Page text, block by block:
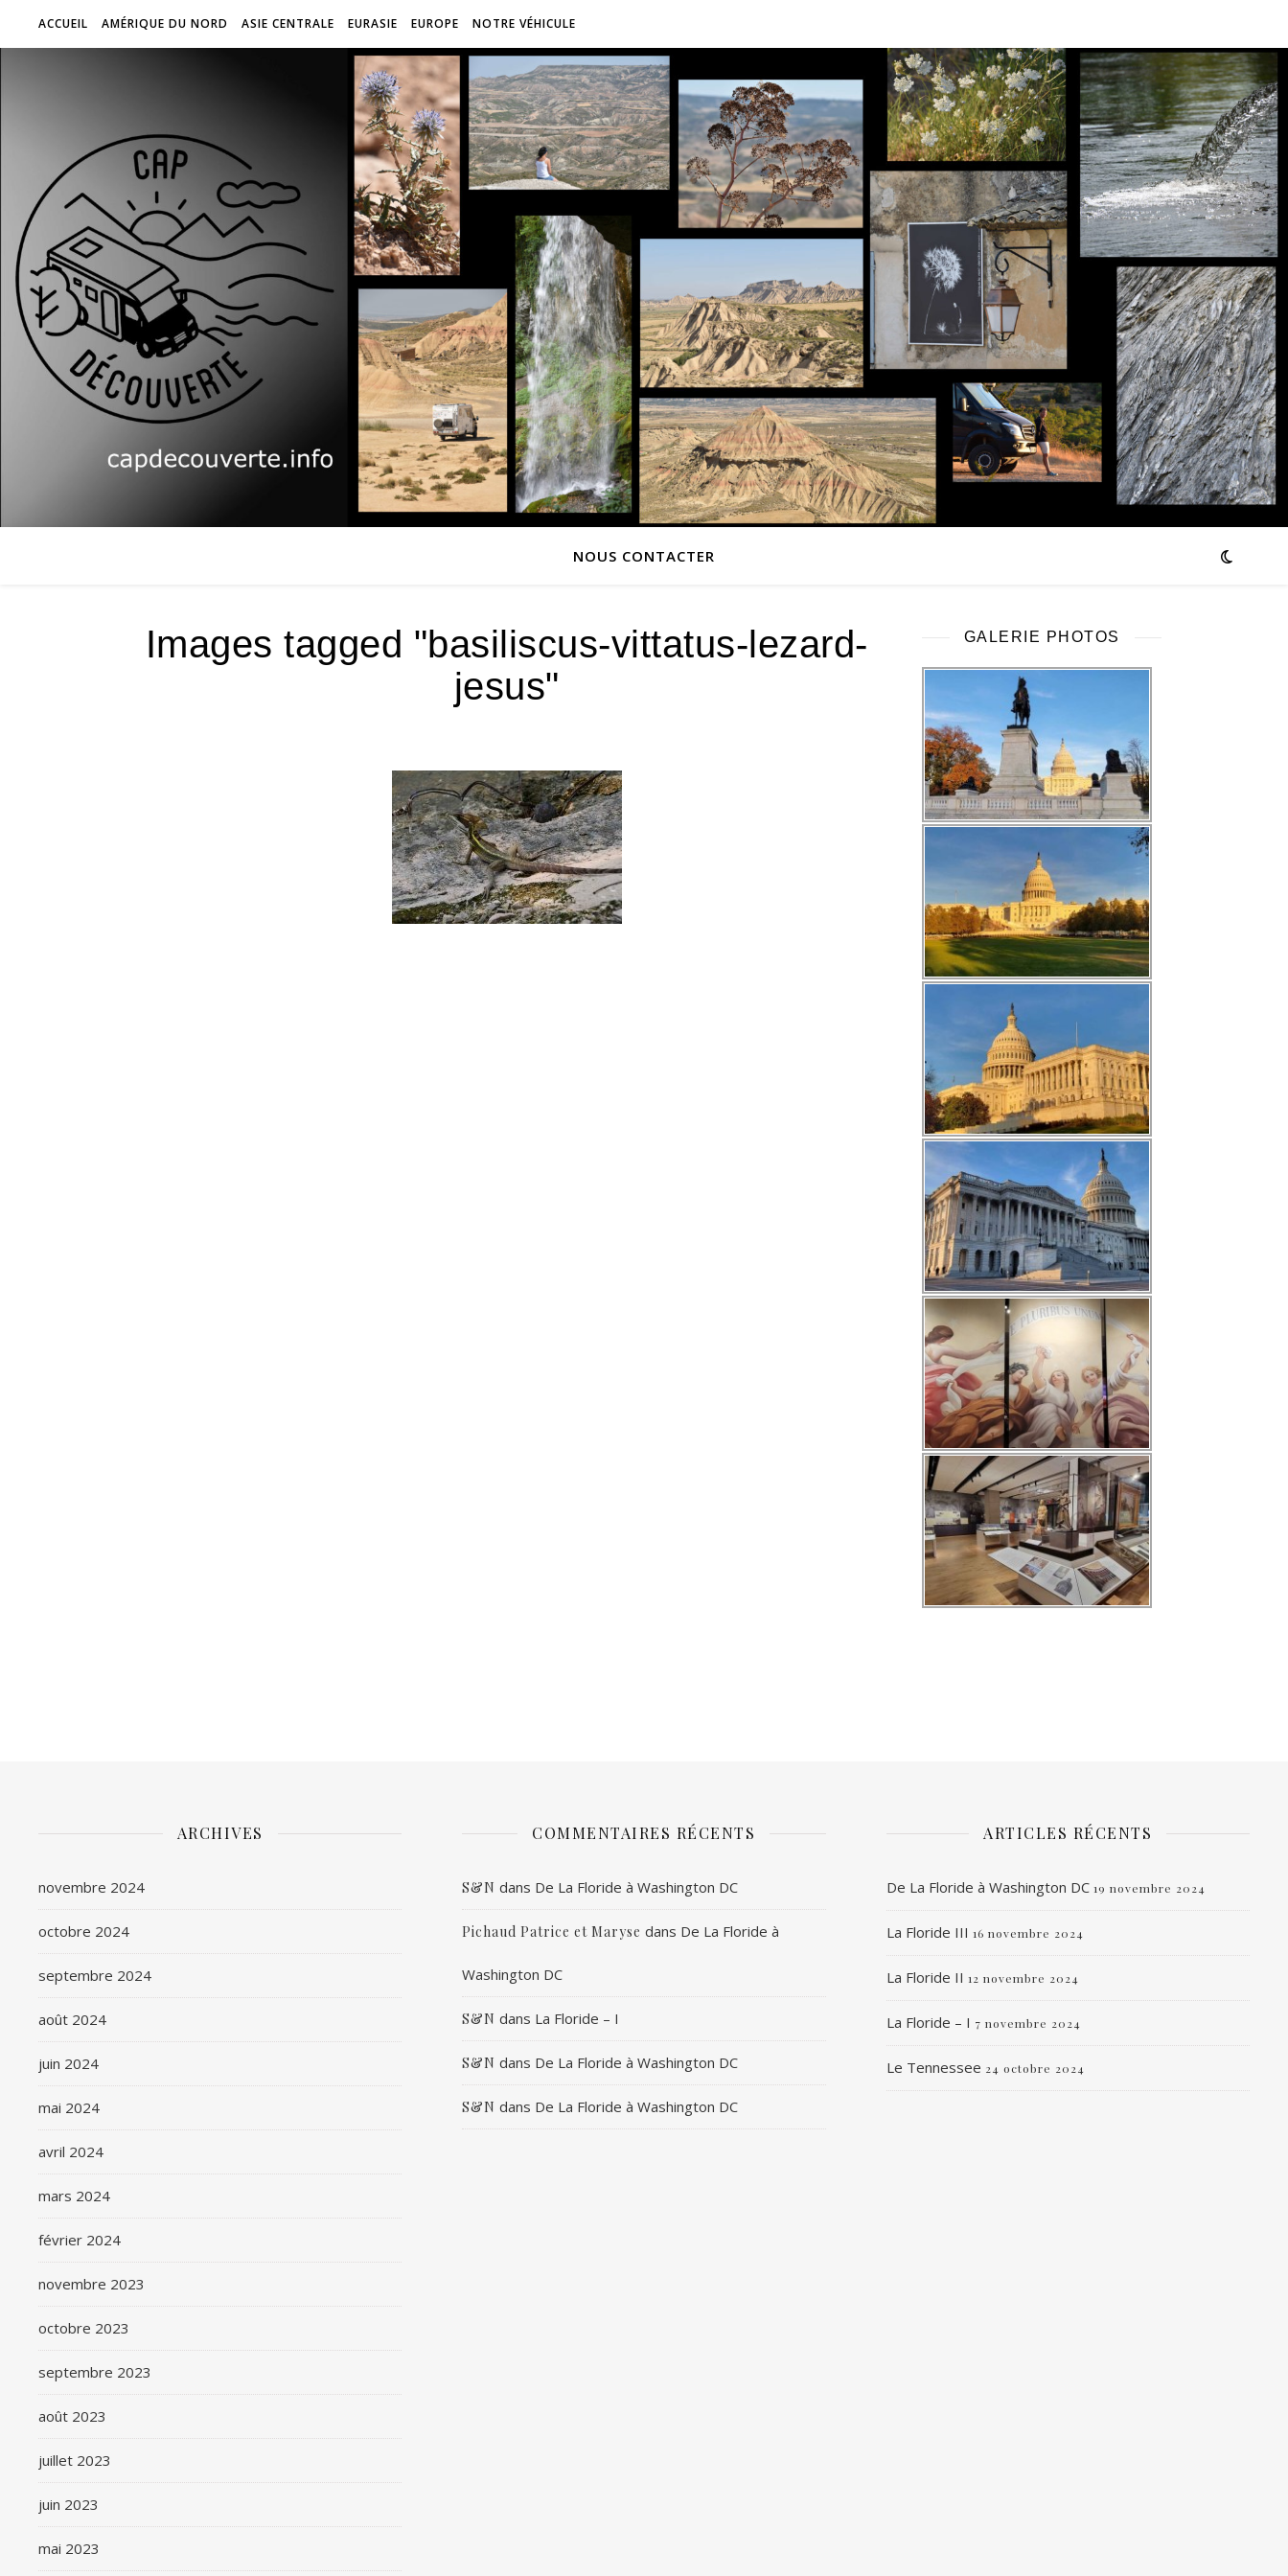
ACCUEIL AMÉRIQUE DU NORD ASIE CENTRALE EURASIE EUROPE NOTRE VÉHICULE
NOUS CONTACTER
Images tagged "basiliscus-vittatus-lezard-
jesus"
GALERIE PHOTOS
ARCHIVES
novembre 2024
octobre 2024
septembre 2024
août 2024
juin 2024
mai 2024
avril 2024
mars 2024
février 2024
novembre 2023
octobre 2023
septembre 2023
août 2023
juillet 2023
juin 2023
mai 2023
COMMENTAIRES RÉCENTS
S&N dans De La Floride à Washington DC
Pichaud Patrice et Maryse dans De La Floride à
Washington DC
S&N dans La Floride – I
S&N dans De La Floride à Washington DC
S&N dans De La Floride à Washington DC
ARTICLES RÉCENTS
De La Floride à Washington DC 19 novembre 2024
La Floride III 16 novembre 2024
La Floride II 12 novembre 2024
La Floride – I 7 novembre 2024
Le Tennessee 24 octobre 2024